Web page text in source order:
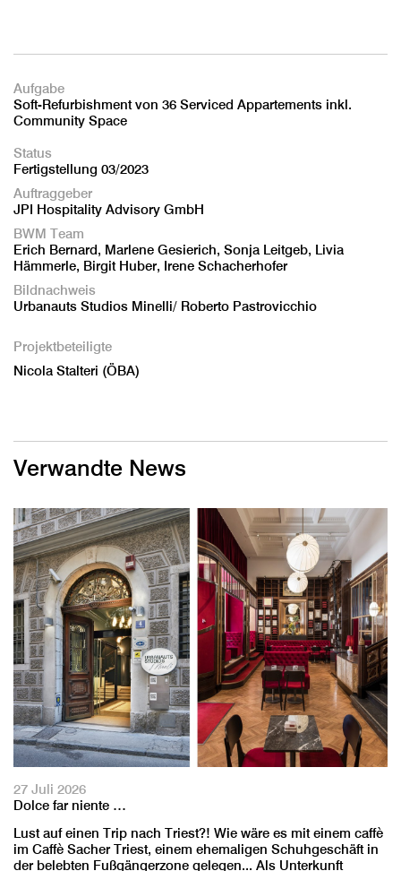
Aufgabe
Soft-Refurbishment von 36 Serviced Appartements inkl.
Community Space
Status
Fertigstellung 03/2023
Auftraggeber
JPI Hospitality Advisory GmbH
BWM Team
Erich Bernard, Marlene Gesierich, Sonja Leitgeb, Livia
Hämmerle, Birgit Huber, Irene Schacherhofer
Bildnachweis
Urbanauts Studios Minelli/ Roberto Pastrovicchio
Projektbeteiligte
Nicola Stalteri (ÖBA)
Verwandte News
27 Juli 2026
Dolce far niente …
Lust auf einen Trip nach Triest?! Wie wäre es mit einem caffè
im Caffè Sacher Triest, einem ehemaligen Schuhgeschäft in
der belebten Fußgängerzone gelegen... Als Unterkunft